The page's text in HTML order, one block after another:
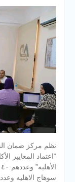
نظم مركز ضمان
“اعتماد المعايير